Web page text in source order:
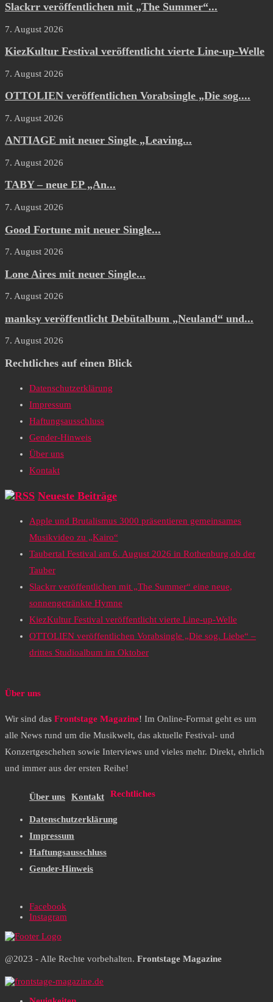
Slackrr veröffentlichen mit „The Summer“...
7. August 2026
KiezKultur Festival veröffentlicht vierte Line-up-Welle
7. August 2026
OTTOLIEN veröffentlichen Vorabsingle „Die sog....
7. August 2026
ANTIAGE mit neuer Single „Leaving...
7. August 2026
TABY – neue EP „An...
7. August 2026
Good Fortune mit neuer Single...
7. August 2026
Lone Aires mit neuer Single...
7. August 2026
manksy veröffentlicht Debütalbum „Neuland“ und...
7. August 2026
Rechtliches auf einen Blick
Datenschutzerklärung
Impressum
Haftungsausschluss
Gender-Hinweis
Über uns
Kontakt
Neueste Beiträge
Apple und Brutalismus 3000 präsentieren gemeinsames
Musikvideo zu „Kairo“
Taubertal Festival am 6. August 2026 in Rothenburg ob der
Tauber
Slackrr veröffentlichen mit „The Summer“ eine neue,
sonnengetränkte Hymne
KiezKultur Festival veröffentlicht vierte Line-up-Welle
OTTOLIEN veröffentlichen Vorabsingle „Die sog. Liebe“ –
drittes Studioalbum im Oktober
Über uns
Wir sind das Frontstage Magazine! Im Online-Format geht es um
alle News rund um die Musikwelt, das aktuelle Festival- und
Konzertgeschehen sowie Interviews und vieles mehr. Direkt, ehrlich
und immer aus der ersten Reihe!
Über uns Kontakt Rechtliches
Datenschutzerklärung
Impressum
Haftungsausschluss
Gender-Hinweis
Facebook
Instagram
@2023 - Alle Rechte vorbehalten. Frontstage Magazine